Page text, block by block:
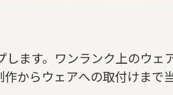
ます。ワンランク上のウェ
からウェアへの取付けまで